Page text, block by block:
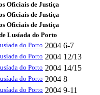
Oficiais de Justiça
Oficiais de Justiça
Oficiais de Justiça
Lusíada do Porto
do Porto 2004 6-7
do Porto 2004 12/13
do Porto 2004 14/15
do Porto 2004 8
do Porto 2004 9-11